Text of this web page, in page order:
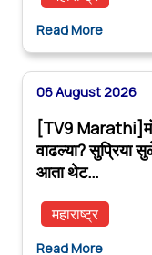
Read More
06 August 2026
[TV9
वाढल्या? सुप्रिया
आता थेट…
महाराष्ट्र
Read More